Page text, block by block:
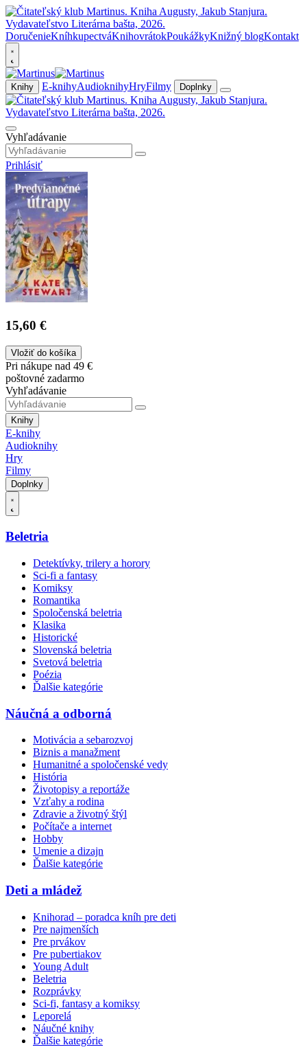
DoručenieKníhkupectváKnihovrátokPoukážkyKnižný blogKontakt
Knihy E-knihyAudioknihyHryFilmy Doplnky
Vyhľadávanie
Prihlásiť
15,60 €
Vložiť do košíka
Pri nákupe nad 49 €
poštovné zadarmo
Vyhľadávanie
Knihy
E-knihy
Audioknihy
Hry
Filmy
Doplnky
Beletria
Detektívky, trilery a horory
Sci-fi a fantasy
Komiksy
Romantika
Spoločenská beletria
Klasika
Historické
Slovenská beletria
Svetová beletria
Poézia
Ďalšie kategórie
Náučná a odborná
Motivácia a sebarozvoj
Biznis a manažment
Humanitné a spoločenské vedy
História
Životopisy a reportáže
Vzťahy a rodina
Zdravie a životný štýl
Počítače a internet
Hobby
Umenie a dizajn
Ďalšie kategórie
Deti a mládež
Knihorad – poradca kníh pre deti
Pre najmenších
Pre prvákov
Pre pubertiakov
Young Adult
Beletria
Rozprávky
Sci-fi, fantasy a komiksy
Leporelá
Náučné knihy
Ďalšie kategórie